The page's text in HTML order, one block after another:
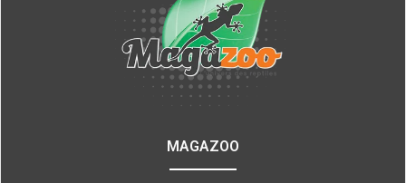
MAGAZOO